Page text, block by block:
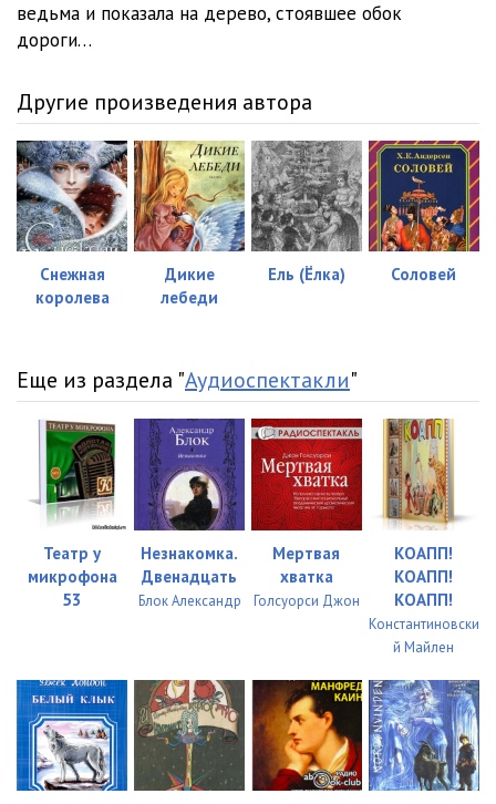
ведьма и показала на дерево, стоявшее обок
дороги…
Другие произведения автора
Снежная
королева
Дикие
лебеди
Ель (Ёлка) Соловей
Еще из раздела "Аудиоспектакли"
Театр у
микрофона
53
Незнакомка.
Двенадцать
Блок Александр
Мертвая
хватка
Голсуорси Джон
КОАПП!
КОАПП!
КОАПП!
Константиновски
й Майлен